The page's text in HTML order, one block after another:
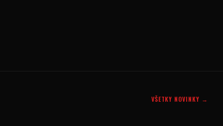
VŠETKY NOVINKY →